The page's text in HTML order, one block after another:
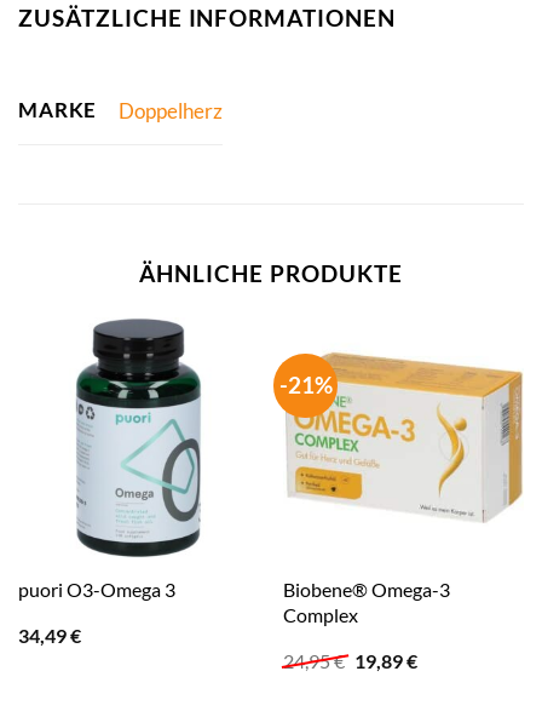
ZUSÄTZLICHE INFORMATIONEN
MARKE Doppelherz
ÄHNLICHE PRODUKTE
puori O3-Omega 3
34,49€
-21%
Biobene® Omega-3
Complex
24,95€ Ursprünglicher
Preis
19,89€Aktueller